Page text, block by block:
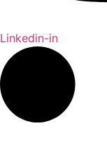
Linkedin-in